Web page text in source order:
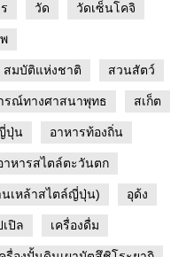
วัด วัดเซ็นโคจิ
สมบัติแห่งชาติ สวนสัตว์
รณ์ทางศาสนาพุทธ สเก็ต
ปุ่น อาหารท้องถิ่น
าหารสไตล์ตะวันตก
นเหล้าสไตล์ญี่ปุ่น) อุด้ง
เปิล เครื่องดื่ม